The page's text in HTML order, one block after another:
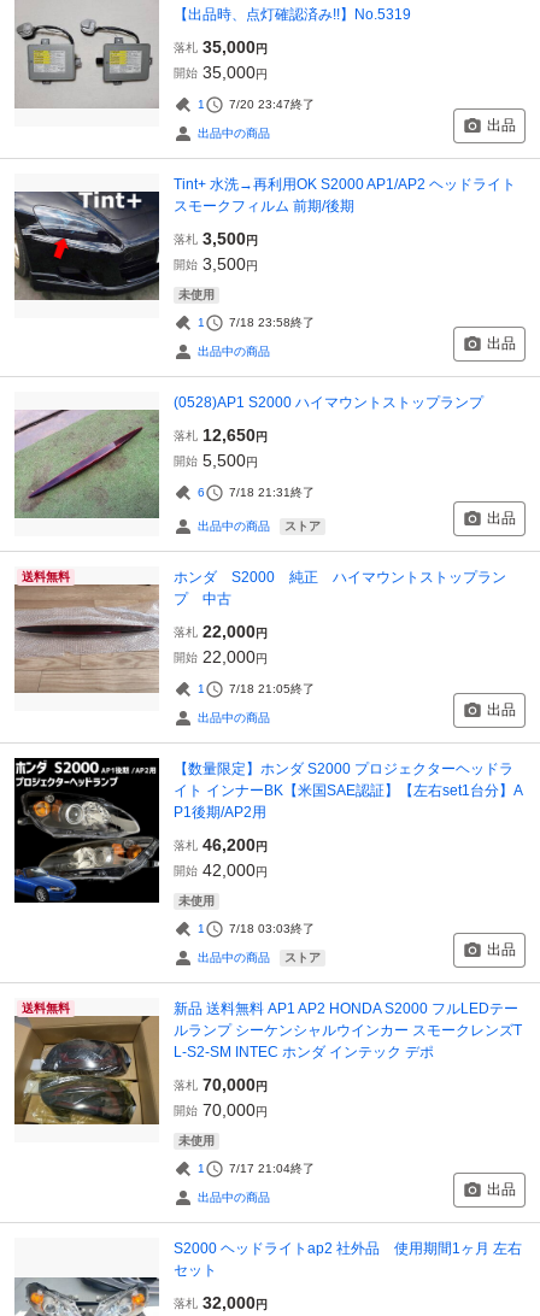
【出品時、点灯確認済み!!】No.5319
落札 35,000円
開始 35,000円
1 7/20 23:47終了
出品中の商品 出品
Tint+ 水洗→再利用OK S2000 AP1/AP2 ヘッドライト
スモークフィルム 前期/後期
落札 3,500円
開始 3,500円
未使用
1 7/18 23:58終了
出品中の商品 出品
(0528)AP1 S2000 ハイマウントストップランプ
落札 12,650円
開始 5,500円
6 7/18 21:31終了
出品中の商品 ストア 出品
送料無料
ホンダ S2000 純正 ハイマウントストップラン
プ 中古
落札 22,000円
開始 22,000円
1 7/18 21:05終了
出品中の商品 出品
【数量限定】ホンダ S2000 プロジェクターヘッドラ
イト インナーBK【米国SAE認証】【左右set1台分】A
P1後期/AP2用
落札 46,200円
開始 42,000円
未使用
1 7/18 03:03終了
出品中の商品 ストア 出品
送料無料
新品 送料無料 AP1 AP2 HONDA S2000 フルLEDテー
ルランプ シーケンシャルウインカー スモークレンズT
L-S2-SM INTEC ホンダ インテック デポ
落札 70,000円
開始 70,000円
未使用
1 7/17 21:04終了
出品中の商品 出品
S2000 ヘッドライトap2 社外品 使用期間1ヶ月 左右
セット
落札 32,000円